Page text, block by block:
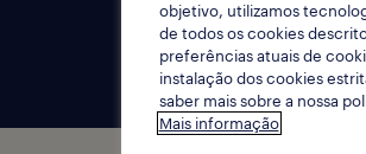
objetivo, utilizamos
de todos os cookies
preferências atuais de
instalação dos cookies
saber mais sobre a nossa
Mais informação